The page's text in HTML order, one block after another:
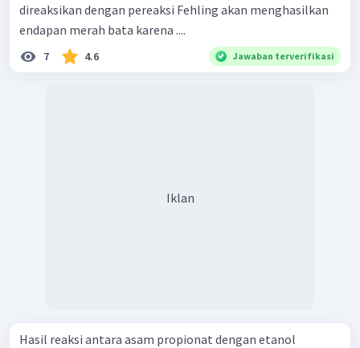
direaksikan dengan pereaksi Fehling akan menghasilkan
endapan merah bata karena ....
7 4.6 Jawaban terverifikasi
Iklan
Hasil reaksi antara asam propionat dengan etanol